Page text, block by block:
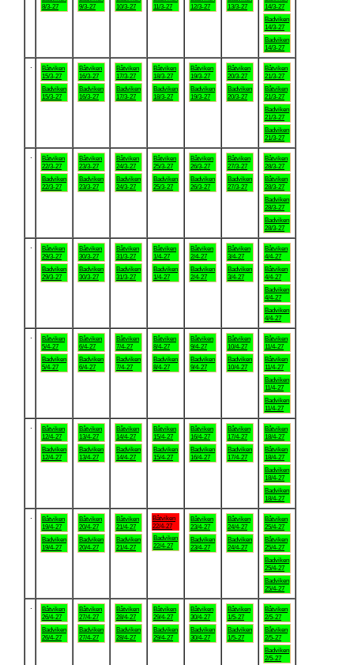
8/3-27
9/3-27
10/3-27
11/3-27
12/3-27
13/3-27
14/3-27
Badviken
14/3-27
Badviken
14/3-27
Båtviken
15/3-27
Badviken
15/3-27
Båtviken
16/3-27
Badviken
16/3-27
Båtviken
17/3-27
Badviken
17/3-27
Båtviken
18/3-27
Badviken
18/3-27
Båtviken
19/3-27
Badviken
19/3-27
Båtviken
20/3-27
Badviken
20/3-27
Båtviken
21/3-27
Båtviken
21/3-27
Badviken
21/3-27
Badviken
21/3-27
Båtviken
22/3-27
Badviken
22/3-27
Båtviken
23/3-27
Badviken
23/3-27
Båtviken
24/3-27
Badviken
24/3-27
Båtviken
25/3-27
Badviken
25/3-27
Båtviken
26/3-27
Badviken
26/3-27
Båtviken
27/3-27
Badviken
27/3-27
Båtviken
28/3-27
Båtviken
28/3-27
Badviken
28/3-27
Badviken
28/3-27
Båtviken
29/3-27
Badviken
29/3-27
Båtviken
30/3-27
Badviken
30/3-27
Båtviken
31/3-27
Badviken
31/3-27
Båtviken
1/4-27
Badviken
1/4-27
Båtviken
2/4-27
Badviken
2/4-27
Båtviken
3/4-27
Badviken
3/4-27
Båtviken
4/4-27
Båtviken
4/4-27
Badviken
4/4-27
Badviken
4/4-27
Båtviken
5/4-27
Badviken
5/4-27
Båtviken
6/4-27
Badviken
6/4-27
Båtviken
7/4-27
Badviken
7/4-27
Båtviken
8/4-27
Badviken
8/4-27
Båtviken
9/4-27
Badviken
9/4-27
Båtviken
10/4-27
Badviken
10/4-27
Båtviken
11/4-27
Båtviken
11/4-27
Badviken
11/4-27
Badviken
11/4-27
Båtviken
12/4-27
Badviken
12/4-27
Båtviken
13/4-27
Badviken
13/4-27
Båtviken
14/4-27
Badviken
14/4-27
Båtviken
15/4-27
Badviken
15/4-27
Båtviken
16/4-27
Badviken
16/4-27
Båtviken
17/4-27
Badviken
17/4-27
Båtviken
18/4-27
Båtviken
18/4-27
Badviken
18/4-27
Badviken
18/4-27
Båtviken
19/4-27
Badviken
19/4-27
Båtviken
20/4-27
Badviken
20/4-27
Båtviken
21/4-27
Badviken
21/4-27
Båtviken
22/4-27
Badviken
22/4-27
Båtviken
23/4-27
Badviken
23/4-27
Båtviken
24/4-27
Badviken
24/4-27
Båtviken
25/4-27
Båtviken
25/4-27
Badviken
25/4-27
Badviken
25/4-27
Båtviken
26/4-27
Badviken
26/4-27
Båtviken
27/4-27
Badviken
27/4-27
Båtviken
28/4-27
Badviken
28/4-27
Båtviken
29/4-27
Badviken
29/4-27
Båtviken
30/4-27
Badviken
30/4-27
Båtviken
1/5-27
Badviken
1/5-27
Båtviken
2/5-27
Båtviken
2/5-27
Badviken
2/5-27